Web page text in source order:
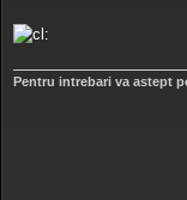
Pentru intrebari va astept